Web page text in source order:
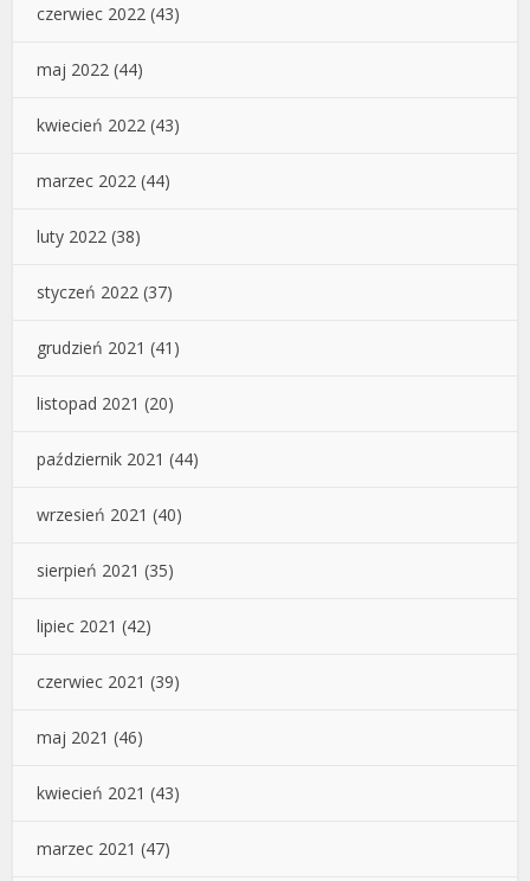
czerwiec 2022 (43)
maj 2022 (44)
kwiecień 2022 (43)
marzec 2022 (44)
luty 2022 (38)
styczeń 2022 (37)
grudzień 2021 (41)
listopad 2021 (20)
październik 2021 (44)
wrzesień 2021 (40)
sierpień 2021 (35)
lipiec 2021 (42)
czerwiec 2021 (39)
maj 2021 (46)
kwiecień 2021 (43)
marzec 2021 (47)